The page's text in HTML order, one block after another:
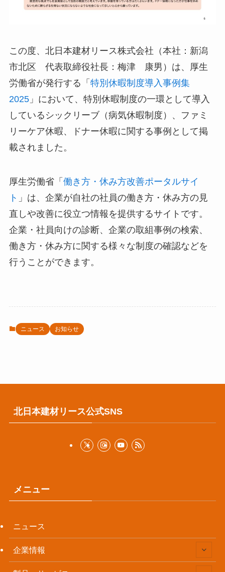
この度、北日本建材リース株式会社（本社：新潟
市北区 代表取締役社長：梅津 康男）は、厚生
労働省が発行する「 特別休暇制度導入事例集
2025」において、特別休暇制度の一環として導入
しているシックリーブ（病気休暇制度）、ファミ
リーケア休暇、ドナー休暇に関する事例として掲
載されました。
厚生労働省「 働き方・休み方改善ポータルサイ
ト 」は、企業が自社の社員の働き方・休み方の見
直しや改善に役立つ情報を提供するサイトです。
企業・社員向けの診断、企業の取組事例の検索、
働き方・休み方に関する様々な制度の確認などを
行うことができます。
ニュース お知らせ
北日本建材リース公式SNS
メニュー
ニュース
企業情報